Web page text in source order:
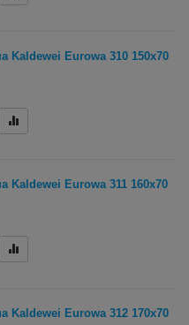
Kaldewei Eurowa 310 150х70
Kaldewei Eurowa 311 160х70
Kaldewei Eurowa 312 170х70